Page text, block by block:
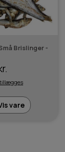
Brislinger -
tillægges
vare